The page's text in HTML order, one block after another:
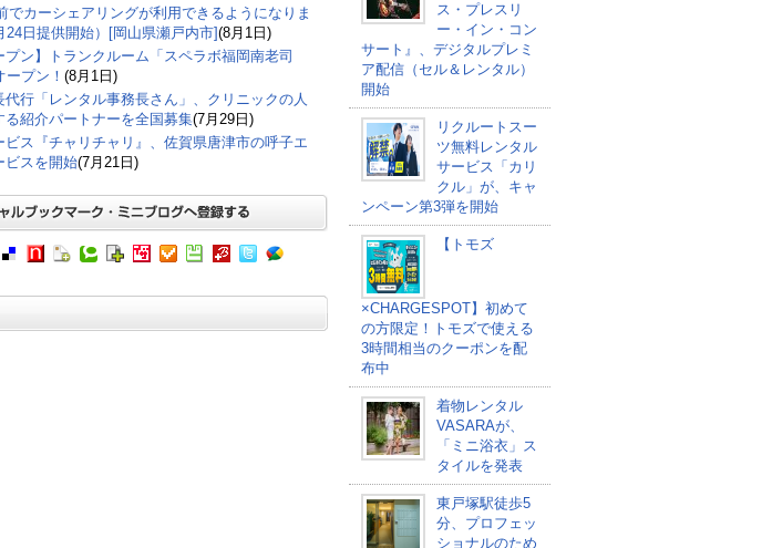
でカーシェアリングが利用できるようになりま
24日提供開始）[岡山県瀬戸内市](8月1日)
プン】トランクルーム「スペラボ福岡南老司
プン！ (8月1日)
代行「レンタル事務長さん」、クリニックの人
紹介パートナーを全国募集(7月29日)
ビス『チャリチャリ』、佐賀県唐津市の呼子エ
ビスを開始(7月21日)
ス・プレスリ
ー・イン・コン
サート』、デジタルプレミ
ア配信（セル＆レンタル）
開始
リクルートスー
ツ無料レンタル
サービス「カリ
クル」が、キャ
ンペーン第3弾を開始
【トモズ
×CHARGESPOT】初めて
の方限定！トモズで使える
3時間相当のクーポンを配
布中
着物レンタル
VASARAが、
「ミニ浴衣」ス
タイルを発表
東戸塚駅徒歩5
分、プロフェッ
ショナルのため